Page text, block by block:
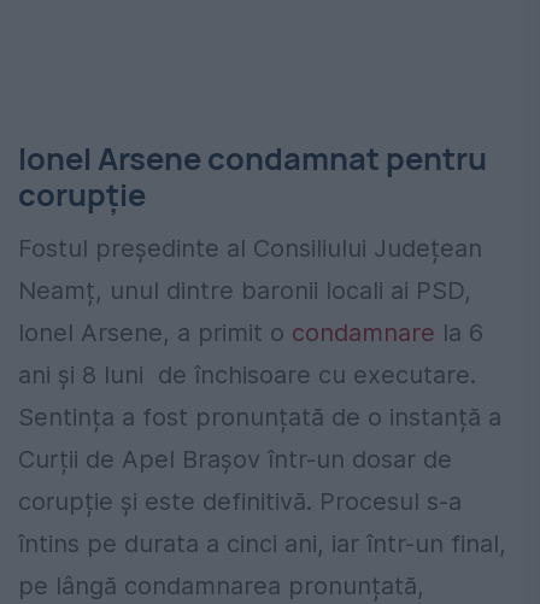
Ionel Arsene condamnat pentru
corupție
Fostul președinte al Consiliului Județean
Neamț, unul dintre baronii locali ai PSD,
Ionel Arsene, a primit o condamnare la 6
ani și 8 luni de închisoare cu executare.
Sentința a fost pronunțată de o instanță a
Curții de Apel Brașov într-un dosar de
corupție și este definitivă. Procesul s-a
întins pe durata a cinci ani, iar într-un final,
pe lângă condamnarea pronunțată,